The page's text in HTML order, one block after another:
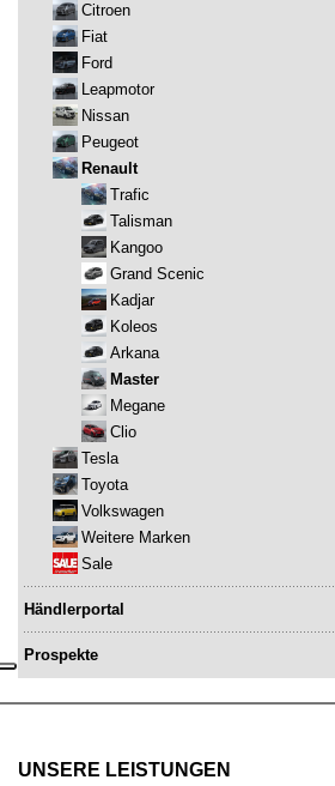
Citroen
Fiat
Ford
Leapmotor
Nissan
Peugeot
Renault
Trafic
Talisman
Kangoo
Grand Scenic
Kadjar
Koleos
Arkana
Master
Megane
Clio
Tesla
Toyota
Volkswagen
Weitere Marken
Sale
Händlerportal
Prospekte
UNSERE LEISTUNGEN